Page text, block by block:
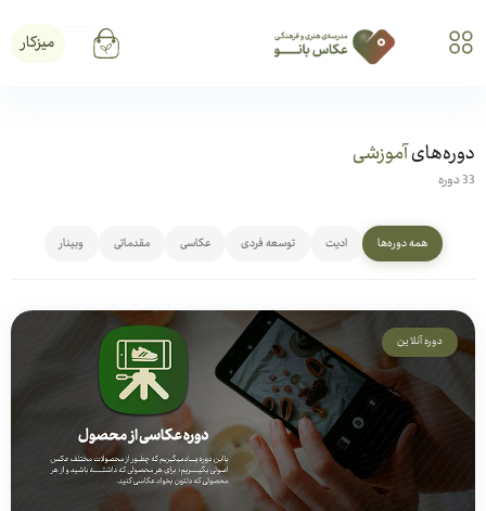
میزکار
دوره‌هایآموزشی
33 دوره
همه دوره‌ها ادیت توسعه فردی عکاسی مقدماتی وبینار
دوره آنلاین